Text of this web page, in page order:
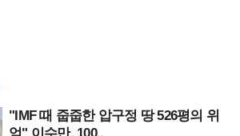
"IMF 때 줍줍한 압구정 땅 526평의 위